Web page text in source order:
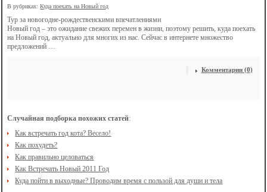
В рубриках:Куда поехать на Новый год
Тур за новогодне-рождественскими впечатлениями
Новый год – это ожидание свежих перемен в жизни, поэтому решить, куда поехать
на Новый год, актуально для многих из нас. Сейчас в интернете множество
предложений …
Комментарии (0)
Случайная подборка похожих статей:
Как встречать год кота? Весело!
Как похудеть?
Как правильно целоваться
Как Встречать Новый 2011 Год
Куда пойти в выходные? Проводим время с пользой для души и тела